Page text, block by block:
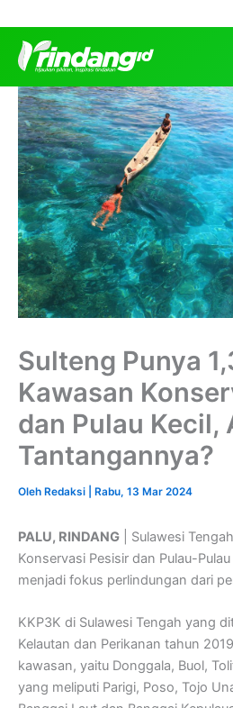
ke
konten
Sulteng Punya
Kawasan
dan Pulau Kecil,
Tantangannya?
Oleh Redaksi Rabu, 13 Mar 2024
PALU, RINDANG | Sulawesi
Konservasi Pesisir dan Pulau-
menjadi fokus perlindungan dari
KKP3K di Sulawesi Tengah yang
Kelautan dan Perikanan tahun
kawasan, yaitu Donggala, Buol,
yang meliputi Parigi, Poso, Tojo